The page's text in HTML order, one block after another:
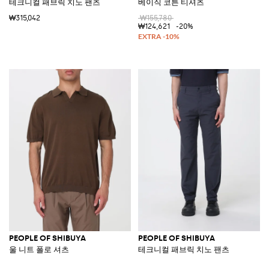
₩315,042
₩155,780
₩124,621
-20%
PEOPLE OF SHIBUYA
울 니트 폴로 셔츠
PEOPLE OF SHIBUYA
테크니컬 패브릭 치노 팬츠